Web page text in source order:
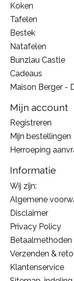
Koken
Tafelen
Bestek
Natafelen
Bunzlau Castle
Cadeaus
Maison Berger -
Mijn account
Registreren
Mijn bestellingen
Herroeping
Informatie
Wij zijn:
Algemene
Disclaimer
Privacy Policy
Betaalmethoden
Verzenden &
Klantenservice